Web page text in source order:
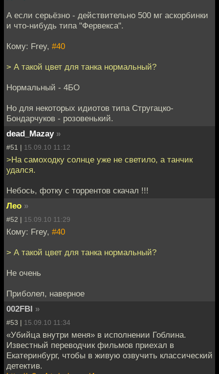
А если серьёзно - действительно 500 мг аскорбинки
и что-нибудь типа "Фервекса".
Кому: Frey, #40
> А такой цвет для танка нормальный?
Нормальный - 4БО
Но для некоторых идиотов типа Стругацко-
Бондарчуков - розовенький.
dead_Mazay »
#51 | 15.09.10 11:12
>На самоходку солнце уже не светило, а танчик
удался.
Небось, фотку с торрентов скачал !!!
Лео »
#52 | 15.09.10 11:29
Кому: Frey, #40
> А такой цвет для танка нормальный?
Не очень
Приболел, наверное
002FBI »
#53 | 15.09.10 11:34
«Убийца внутри меня» в исполнении Гоблина.
Известный переводчик фильмов приехал в
Екатеринбург, чтобы в живую озвучить классический
детектив.